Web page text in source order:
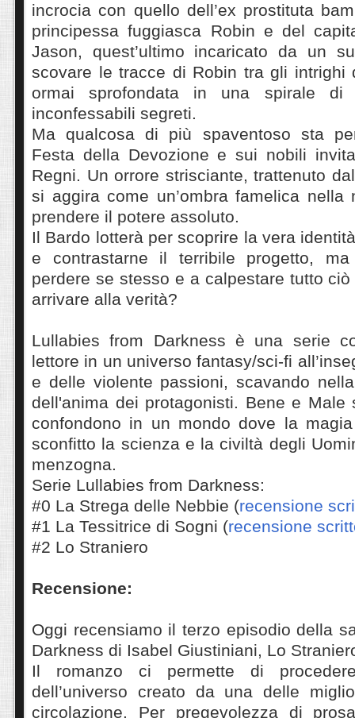
incrocia con quello dell’ex prostituta
principessa fuggiasca Robin e del
Jason, quest’ultimo incaricato da un
scovare le tracce di Robin tra gli intrighi
ormai sprofondata in una spirale di
inconfessabili segreti.
Ma qualcosa di più spaventoso sta
Festa della Devozione e sui nobili
Regni. Un orrore strisciante, trattenuto
si aggira come un’ombra famelica
prendere il potere assoluto.
Il Bardo lotterà per scoprire la vera
e contrastarne il terribile progetto,
perdere se stesso e a calpestare tutto
arrivare alla verità?
Lullabies from Darkness è una serie
lettore in un universo fantasy/sci-fi
e delle violente passioni, scavando
dell'anima dei protagonisti. Bene e Male
confondono in un mondo dove la
sconfitto la scienza e la civiltà degli
menzogna.
Serie Lullabies from Darkness:
#0 La Strega delle Nebbie (recensione
#1 La Tessitrice di Sogni (recensione
#2 Lo Straniero
Recensione:
Oggi recensiamo il terzo episodio della
Darkness di Isabel Giustiniani, Lo
Il romanzo ci permette di
dell’universo creato da una delle
circolazione. Per pregevolezza di